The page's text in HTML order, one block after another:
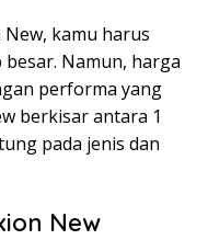
kamu harus
Namun, harga
performa yang
berkisar antara 1
pada jenis dan
New